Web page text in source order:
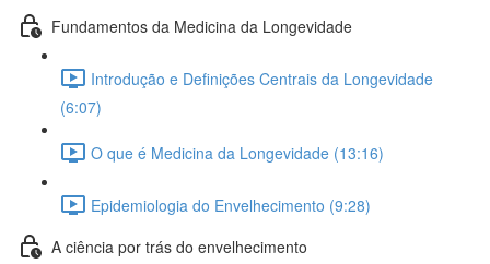
Fundamentos da Medicina da Longevidade
Introdução e Definições Centrais da Longevidade
(6:07)
O que é Medicina da Longevidade (13:16)
Epidemiologia do Envelhecimento (9:28)
A ciência por trás do envelhecimento